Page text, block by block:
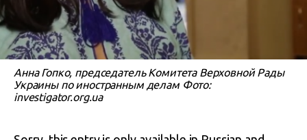
Анна Гопко, председатель Комитета Верховной Рады
Украины по иностранным делам Фото:
investigator.org.ua